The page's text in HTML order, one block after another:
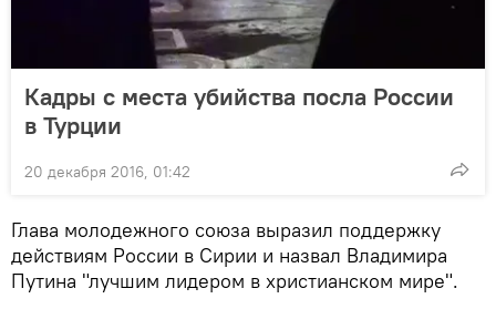
Кадры с места убийства посла России
в Турции
20 декабря 2016, 01:42
Глава молодежного союза выразил поддержку
действиям России в Сирии и назвал Владимира
Путина "лучшим лидером в христианском мире".